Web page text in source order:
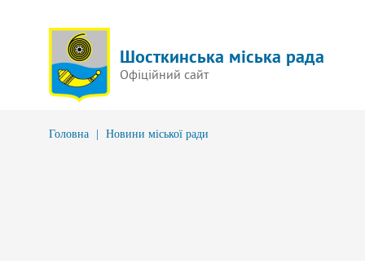
Шосткинська міська рада
Офіційний сайт
Головна Новини міської ради